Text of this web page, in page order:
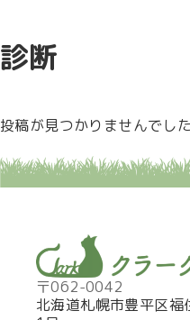
診断
投稿が見つかりませんでした
〒062-0042
北海道札幌市豊平区